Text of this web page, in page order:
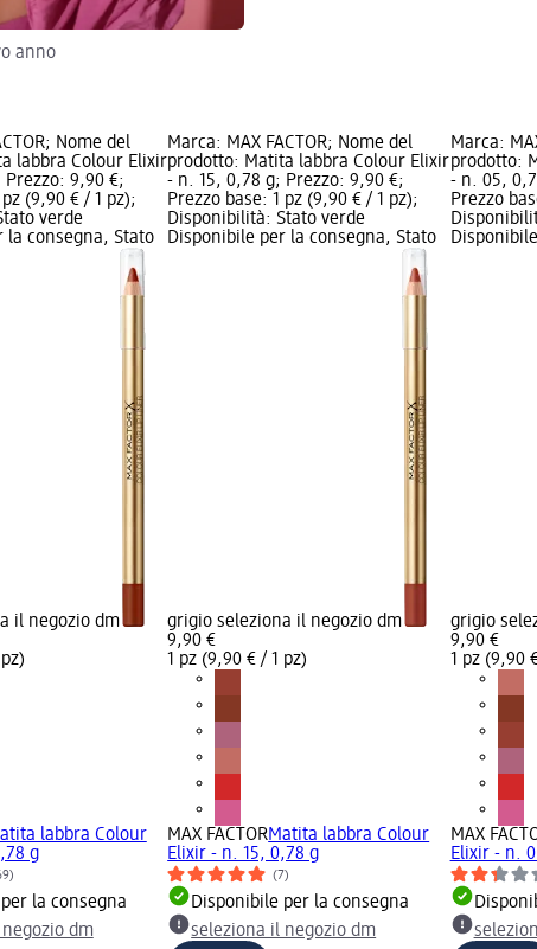
anno
Nome del
labbra Colour Elixir
9,90 €;
(9,90 € / 1 pz);
verde
la consegna, Stato
il negozio dm
labbra Colour
g
la consegna
dm
Marca: MAX FACTOR; Nome del
prodotto: Matita labbra Colour Elixir
- n. 15, 0,78 g; Prezzo: 9,90 €;
Prezzo base: 1 pz (9,90 € / 1 pz);
Disponibilità: Stato verde
Disponibile per la consegna, Stato
grigio seleziona il negozio dm
9,90 €
1 pz (9,90 € / 1 pz)
MAX FACTORMatita labbra Colour
Elixir - n. 15, 0,78 g
(7)
Disponibile per la consegna
seleziona il negozio dm
Marca:
prodotto:
- n. 05,
Prezzo
grigio
9,90 €
1 pz (9,90
MAX
Elixir - n.